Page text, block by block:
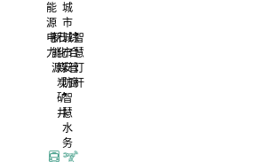
能
源
电
力
新
能
源
石
化
煤
炭
矿
井
城
市
城
市
安
防
综
合
管
廊
智
慧
灯
杆
智
慧
水
务